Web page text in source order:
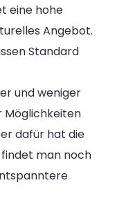
eine hohe
Angebot.
Standard
und weniger
Möglichkeiten
dafür hat die
man noch